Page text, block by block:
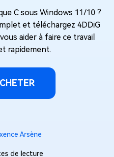
C sous Windows 11/10 ?
et téléchargez 4DDiG
aider à faire ce travail
rapidement.
Arsène
de lecture